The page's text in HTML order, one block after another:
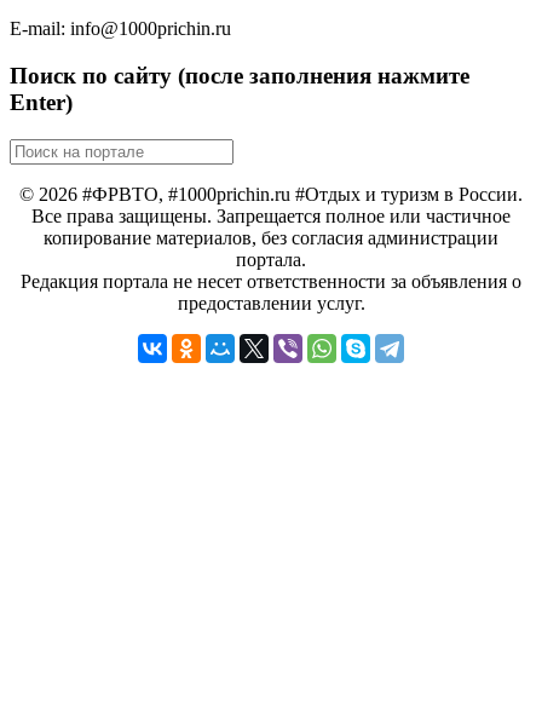
E-mail: info@1000prichin.ru
Поиск по сайту (после заполнения нажмите
Enter)
© 2026 #ФРВТО, #1000prichin.ru #Отдых и туризм в России.
Все права защищены. Запрещается полное или частичное
копирование материалов, без согласия администрации
портала.
Редакция портала не несет ответственности за объявления о
предоставлении услуг.